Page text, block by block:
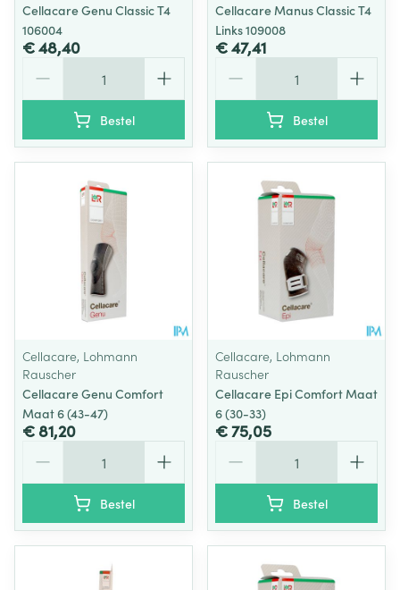
Cellacare Genu Classic T4
106004
€ 48,40
Bestel
Cellacare Manus Classic T4
Links 109008
€ 47,41
Bestel
Cellacare, Lohmann
Rauscher
Cellacare Genu Comfort
Maat 6 (43-47)
€ 81,20
Bestel
Cellacare, Lohmann
Rauscher
Cellacare Epi Comfort Maat
6 (30-33)
€ 75,05
Bestel